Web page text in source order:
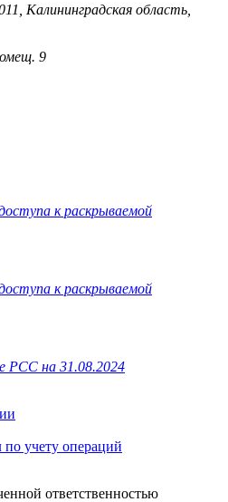
Калининградская область,
9
к раскрываемой
к раскрываемой
РСС на 31.08.2024
учету операций
ответственностью